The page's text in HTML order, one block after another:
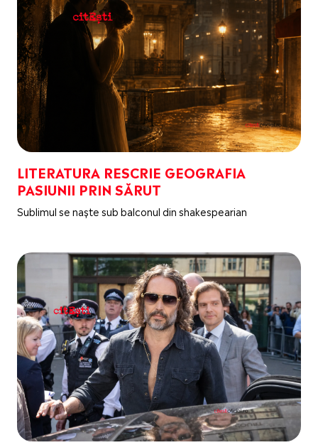
LITERATURA RESCRIE GEOGRAFIA
PASIUNII PRIN SĂRUT
Sublimul se naște sub balconul din shakespearian